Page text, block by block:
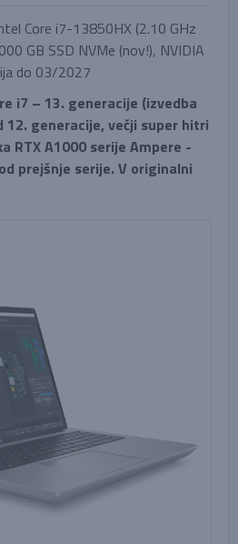
Core i7-13850HX (2.10 GHz
GB SSD NVMe (nov!), NVIDIA
do 03/2027
i7 – 13. generacije (izvedba
12. generacije, večji super hitri
RTX A1000 serije Ampere -
prejšnje serije. V originalni